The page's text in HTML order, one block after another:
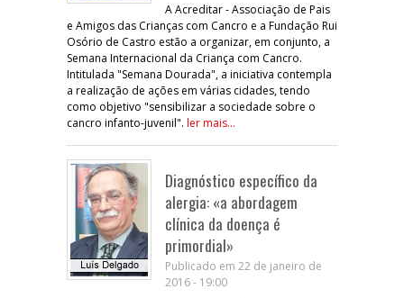
A Acreditar - Associação de Pais
e Amigos das Crianças com Cancro e a Fundação Rui
Osório de Castro estão a organizar, em conjunto, a
Semana Internacional da Criança com Cancro.
Intitulada "Semana Dourada", a iniciativa contempla
a realização de ações em várias cidades, tendo
como objetivo "sensibilizar a sociedade sobre o
cancro infanto-juvenil". ler mais...
Diagnóstico específico da
alergia: «a abordagem
clínica da doença é
primordial»
Publicado em 22 de janeiro de
2016 - 19:00